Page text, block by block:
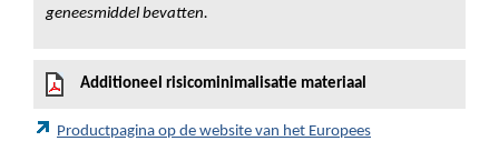
geneesmiddel bevatten.
Additioneel risicominimalisatie materiaal
Productpagina op de website van het Europees